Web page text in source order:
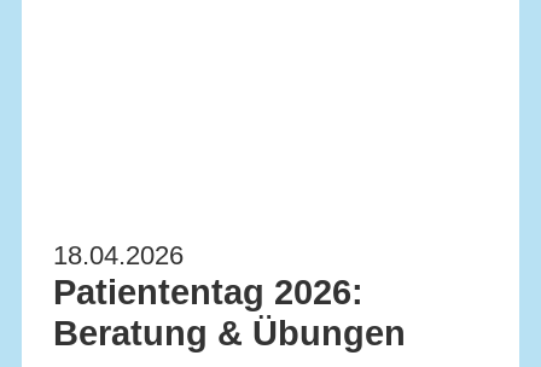
18.04.2026
Patiententag 2026:
Beratung & Übungen